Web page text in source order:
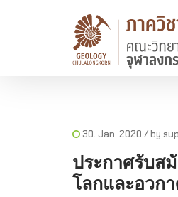
30. Jan. 2020 / by
ประกาศรับส
โลกและอวก